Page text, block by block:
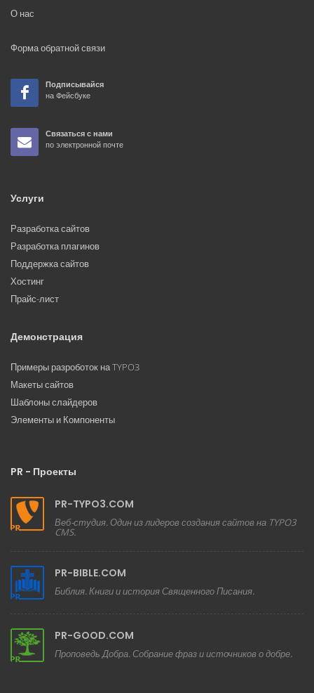
О нас
Форма обратной связи
Подписывайся
на Фейсбуке
Связаться с нами
по электронной почте
Услуги
Разработка сайтов
Разработка плагинов
Поддержка сайтов
Хостинг
Прайс-лист
Демонстрация
Примеры разроботок на TYPO3
Макеты сайтов
Шаблоны слайдеров
Элементы и Компоненты
PR - Проекты
PR-TYPO3.COM
Веб-студия. Один из лидеров создания сайтов на TYPO3
CMS.
PR-BIBLE.COM
Библия. Книги и история Священного Писания.
PR-GOOD.COM
Проповедь Добра. Собрание фраз и источников о добре.